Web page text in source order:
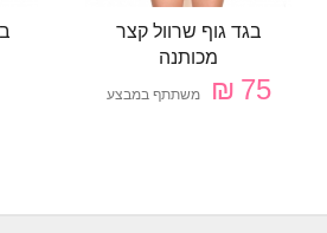
בגד גוף שרוול קצר
מכותנה
75 ₪ משתתף במבצע